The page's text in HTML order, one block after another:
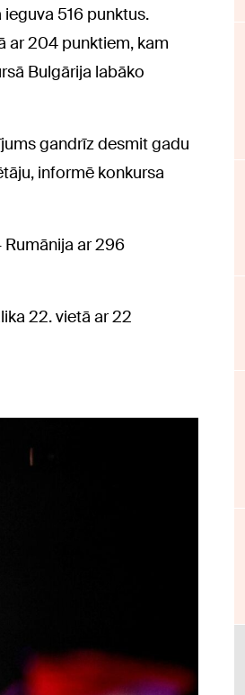
516 punktus.
ar 204 punktiem, kam
Bulgārija labāko
gandrīz desmit gadu
informē konkursa
ar 296
22. vietā ar 22